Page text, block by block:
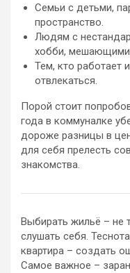
Семьи с детьми,
пространство.
Людям с
хобби,
Тем, кто работает
отвлекаться.
Порой стоит
года в коммуналке
дороже разницы в
для себя прелесть
знакомства.
Выбирать жильё – не
слушать себя.
квартира – создать
Самое важное –